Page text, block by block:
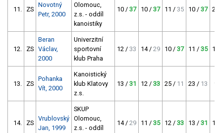
11. ZS
Novotný
Petr, 2000
Olomouc,
z.s. - oddíl
kanoistiky
10 / 37 10 / 37 11 / 35 10 / 37 21
12. ZS
Beran
Václav,
2000
Univerzitní
sportovní
klub Praha
12 / 33 14 / 29 10 / 37 11 / 35 11
13. ZS
Pohanka
Vít, 2000
Kanoistický
klub Klatovy
z.s.
13 / 31 12 / 33 25 / 11 23 / 13 9
14. ZS
Vrublovský
Jan, 1999
SKUP
Olomouc,
z.s. - oddíl
14 / 29 11 / 35 12 / 33 13 / 31 13